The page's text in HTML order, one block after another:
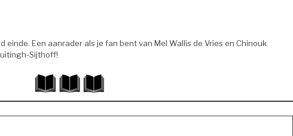
einde. Een aanrader als je fan bent van Mel Wallis de Vries en Chinouk
Sijthoff!